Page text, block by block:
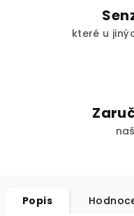
které u
Popis